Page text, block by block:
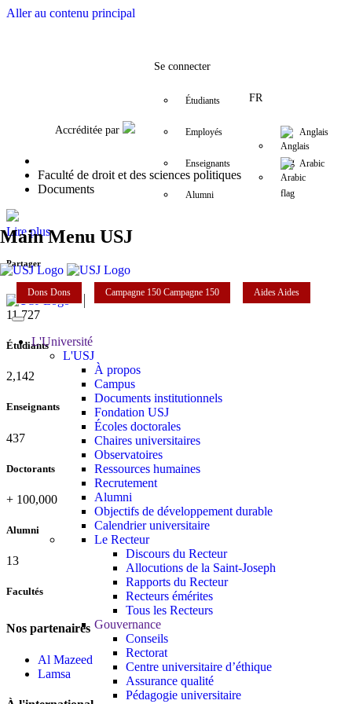
Aller au contenu principal
FacebookTwitter
Accréditée par
Se connecter
Étudiants
Employés
Enseignants
Alumni
FR
Anglais
Arabic
Main Menu USJ
Dons Dons Campagne 150 Campagne 150 AidesAides
L'Université
L'USJ
À propos
Campus
Documents institutionnels
Fondation USJ
Écoles doctorales
Chaires universitaires
Observatoires
Ressources humaines
Recrutement
Alumni
Objectifs de développement durable
Calendrier universitaire
Le Recteur
Discours du Recteur
Allocutions de la Saint-Joseph
Rapports du Recteur
Recteurs émérites
Tous les Recteurs
Gouvernance
Conseils
Rectorat
Centre universitaire d’éthique
Assurance qualité
Pédagogie universitaire
Faculté de droit et des sciences politiques
Documents
Lire plus
Partager
11,727
Étudiants
2,142
Enseignants
437
Doctorants
+ 100,000
Alumni
13
Facultés
Nos partenaires
Al Mazeed
Lamsa